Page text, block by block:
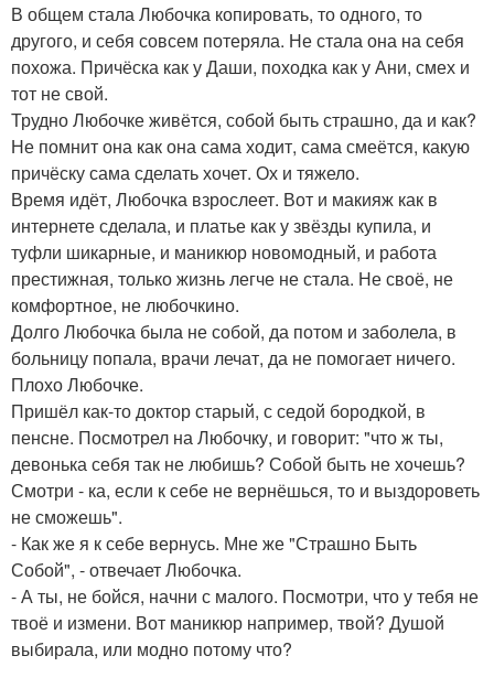
В общем стала Любочка копировать, то одного, то
другого, и себя совсем потеряла. Не стала она на себя
похожа. Причёска как у Даши, походка как у Ани, смех и
тот не свой.
Трудно Любочке живётся, собой быть страшно, да и как?
Не помнит она как она сама ходит, сама смеётся, какую
причёску сама сделать хочет. Ох и тяжело.
Время идёт, Любочка взрослеет. Вот и макияж как в
интернете сделала, и платье как у звёзды купила, и
туфли шикарные, и маникюр новомодный, и работа
престижная, только жизнь легче не стала. Не своё, не
комфортное, не любочкино.
Долго Любочка была не собой, да потом и заболела, в
больницу попала, врачи лечат, да не помогает ничего.
Плохо Любочке.
Пришёл как-то доктор старый, с седой бородкой, в
пенсне. Посмотрел на Любочку, и говорит: "что ж ты,
девонька себя так не любишь? Собой быть не хочешь?
Смотри - ка, если к себе не вернёшься, то и выздороветь
не сможешь".
- Как же я к себе вернусь. Мне же "Страшно Быть
Собой", - отвечает Любочка.
- А ты, не бойся, начни с малого. Посмотри, что у тебя не
твоё и измени. Вот маникюр например, твой? Душой
выбирала, или модно потому что?